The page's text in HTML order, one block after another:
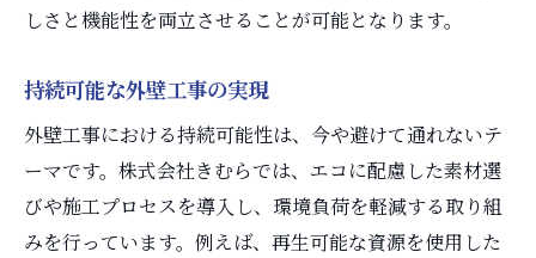
しさと機能性を両立させることが可能となります。
持続可能な外壁工事の実現
外壁工事における持続可能性は、今や避けて通れないテ
ーマです。株式会社きむらでは、エコに配慮した素材選
びや施工プロセスを導入し、環境負荷を軽減する取り組
みを行っています。例えば、再生可能な資源を使用した